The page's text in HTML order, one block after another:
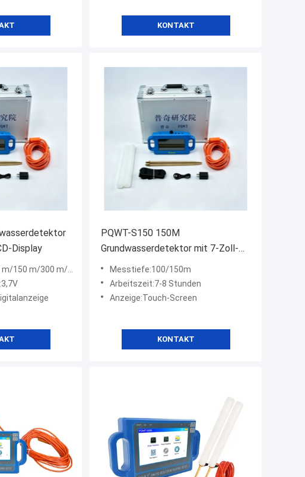
KONTAKT
Display
m/300 m/500 m
PQWT-S150 150M
Grundwasserdetektor mit 7-Zoll-
Touchscreen
Messtiefe:100/150m
Arbeitszeit:7-8 Stunden
Anzeige:Touch-Screen
KONTAKT